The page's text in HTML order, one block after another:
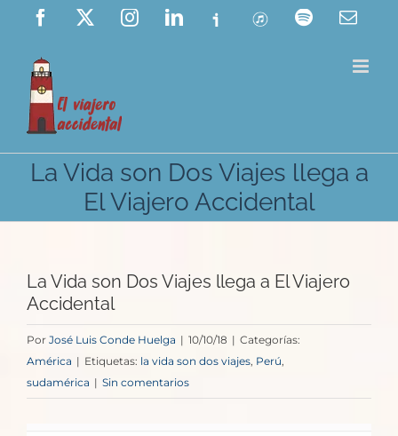
Saltar
contenido
Facebook InstagramLinkedIn
Ivoox ITunes Spotify
La Vida son Dos Viajes llega a
El Viajero Accidental
La Vida son Dos Viajes llega a El Viajero
Accidental
Por José Luis Conde Huelga | 10/10/18 | Categorías:
América | Etiquetas: la vida son dos viajes, Perú,
sudamérica | Sin comentarios